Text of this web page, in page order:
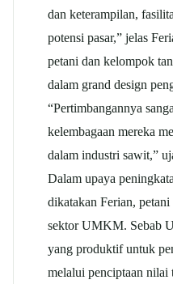
dan keterampilan,
potensi pasar,” jelas
petani dan kelompok
dalam grand design
“Pertimbangannya
kelembagaan mereka
dalam industri sawit,”
Dalam upaya
dikatakan Ferian,
sektor UMKM. Sebab
yang produktif untuk
melalui penciptaan